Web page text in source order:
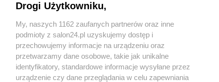
Napisz notkę
Drogi Użytkowniku,
My, naszych 1162 zaufanych partnerów oraz inne
podmioty z salon24.pl uzyskujemy dostęp i
przechowujemy informacje na urządzeniu oraz
przetwarzamy dane osobowe, takie jak unikalne
identyfikatory, standardowe informacje wysyłane przez
urządzenie czy dane przeglądania w celu zapewniania